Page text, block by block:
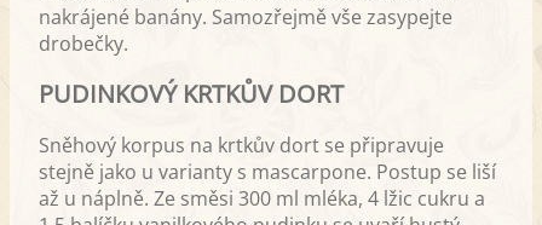
nakrájené banány. Samozřejmě vše zasypejte
drobečky.
PUDINKOVÝ KRTKŮV DORT
Sněhový korpus na krtkův dort se připravuje
stejně jako u varianty s mascarpone. Postup se liší
až u náplně. Ze směsi 300 ml mléka, 4 lžic cukru a